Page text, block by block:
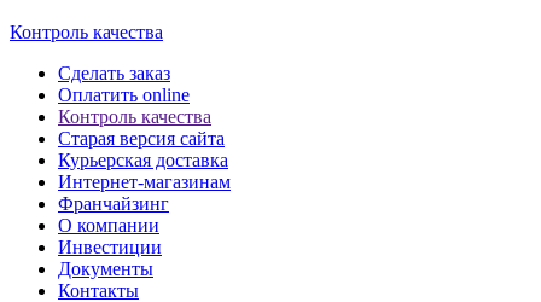
Контроль качества
Сделать заказ
Оплатить online
Контроль качества
Старая версия сайта
Курьерская доставка
Интернет-магазинам
Франчайзинг
О компании
Инвестиции
Документы
Контакты